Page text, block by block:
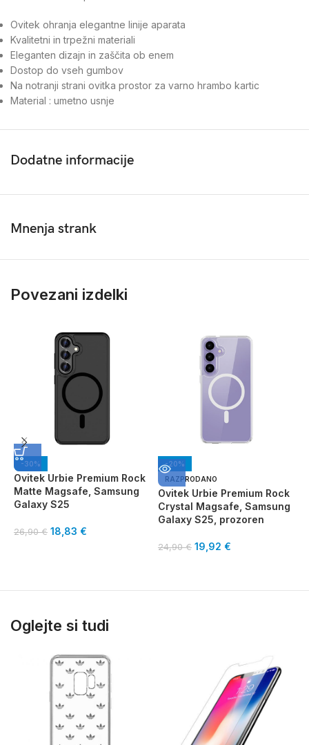
Ovitek ohranja elegantne linije aparata
Kvalitetni in trpežni materiali
Eleganten dizajn in zaščita ob enem
Dostop do vseh gumbov
Na notranji strani ovitka prostor za varno hrambo kartic
Material : umetno usnje
Dodatne informacije
Mnenja strank
Povezani izdelki
-30%
Ovitek Urbie Premium Rock
Matte Magsafe, Samsung
Galaxy S25
26,90€ 18,83 €
-20%
RAZPRODANO
Ovitek Urbie Premium Rock
Crystal Magsafe, Samsung
Galaxy S25, prozoren
24,90€ 19,92 €
Oglejte si tudi